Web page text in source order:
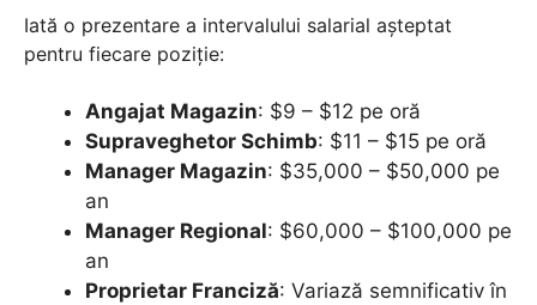
Iată o prezentare a intervalului salarial așteptat
pentru fiecare poziție:
Angajat Magazin: $9 – $12 pe oră
Supraveghetor Schimb: $11 – $15 pe oră
Manager Magazin: $35,000 – $50,000 pe
an
Manager Regional: $60,000 – $100,000 pe
an
Proprietar Franciză: Variază semnificativ în